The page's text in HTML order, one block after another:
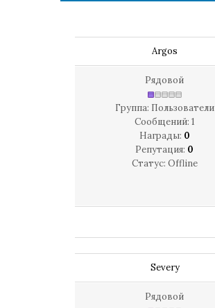
Argos
Рядовой
Группа: Пользователи
Сообщений: 1
Награды: 0
Репутация: 0
Статус: Offline
Severy
Рядовой